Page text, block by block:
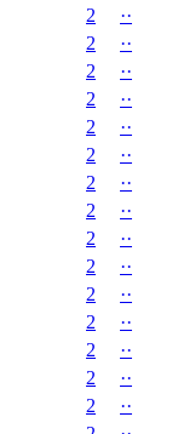
2 ··
2 ··
2 ··
2 ··
2 ··
2 ··
2 ··
2 ··
2 ··
2 ··
2 ··
2 ··
2 ··
2 ··
2 ··